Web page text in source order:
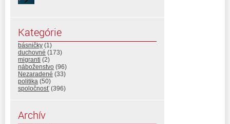
Kategórie
básničky (1)
duchovné (173)
migranti (2)
náboženstvo (96)
Nezaradené (33)
politika (50)
spoločnosť (396)
Archív